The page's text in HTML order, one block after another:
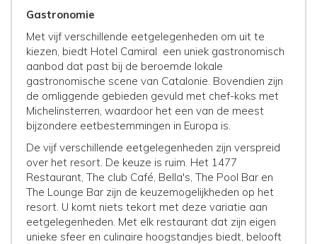
Gastronomie
Met vijf verschillende eetgelegenheden om uit te
kiezen, biedt Hotel Camiral een uniek gastronomisch
aanbod dat past bij de beroemde lokale
gastronomische scene van Catalonie. Bovendien zijn
de omliggende gebieden gevuld met chef-koks met
Michelinsterren, waardoor het een van de meest
bijzondere eetbestemmingen in Europa is.
De vijf verschillende eetgelegenheden zijn verspreid
over het resort. De keuze is ruim. Het 1477
Restaurant, The club Café, Bella's, The Pool Bar en
The Lounge Bar zijn de keuzemogelijkheden op het
resort. U komt niets tekort met deze variatie aan
eetgelegenheden. Met elk restaurant dat zijn eigen
unieke sfeer en culinaire hoogstandjes biedt, belooft